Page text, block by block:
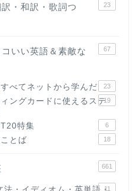
・和訳・歌詞つ
23
いい英語＆素敵な
67
べてネットから学んだ 23
ングカードに使えるステ19
特集 6
とば 18
661
11